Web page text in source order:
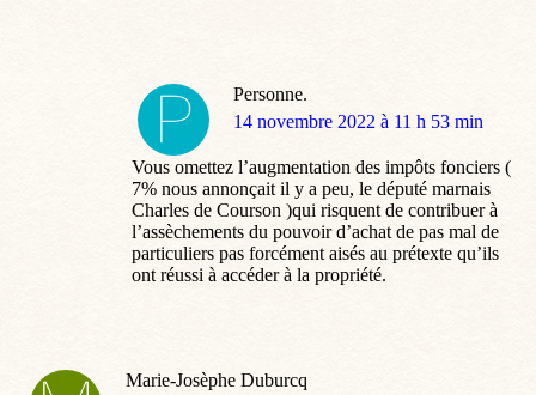
Personne.
dit
14 novembre 2022 à 11 h 53 min
Vous omettez l’augmentation des impôts fonciers (
7% nous annonçait il y a peu, le député marnais
Charles de Courson )qui risquent de contribuer à
l’assèchements du pouvoir d’achat de pas mal de
particuliers pas forcément aisés au prétexte qu’ils
ont réussi à accéder à la propriété.
Marie-Josèphe Duburcq